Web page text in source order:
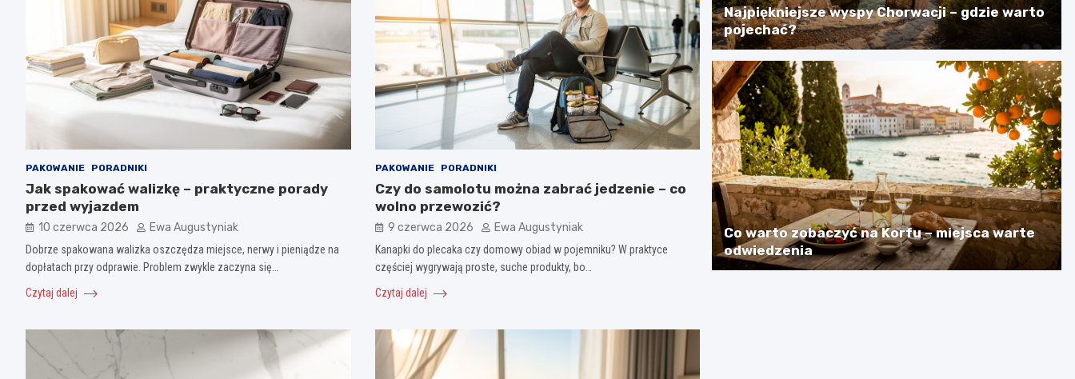
PAKOWANIE PORADNIKI
Jak spakować walizkę – praktyczne porady
przed wyjazdem
10 czerwca 2026 Ewa Augustyniak
Dobrze spakowana walizka oszczędza miejsce, nerwy i pieniądze na
dopłatach przy odprawie. Problem zwykle zaczyna się…
Czytaj dalej
PAKOWANIE PORADNIKI
Czy do samolotu można zabrać jedzenie – co
wolno przewozić?
9 czerwca 2026 Ewa Augustyniak
Kanapki do plecaka czy domowy obiad w pojemniku? W praktyce
częściej wygrywają proste, suche produkty, bo…
Czytaj dalej
Najpiękniejsze wyspy Chorwacji – gdzie warto
pojechać?
Co warto zobaczyć na Korfu – miejsca warte
odwiedzenia